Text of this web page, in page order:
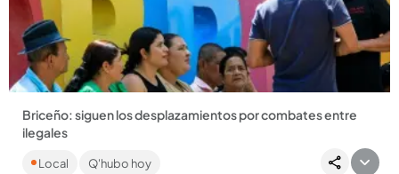
Compartir Noticia
Briceño: siguen los desplazamientos por combates entre
ilegales
ataques que mantienen en jaque a la comunidad rural. Son
Local Q'hubo hoy